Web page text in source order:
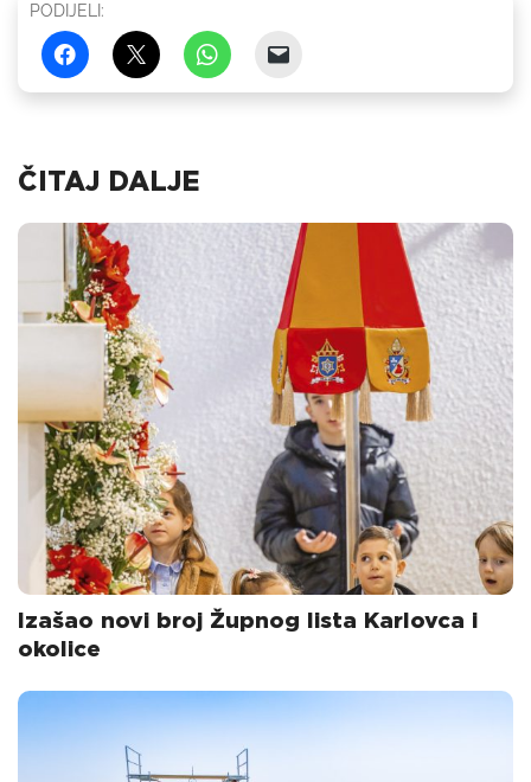
PODIJELI:
ČITAJ DALJE
Izašao novi broj Župnog lista Karlovca i
okolice